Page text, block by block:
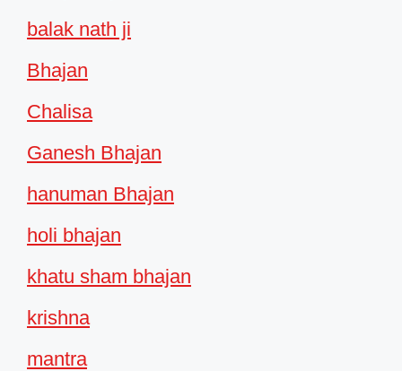
balak nath ji
Bhajan
Chalisa
Ganesh Bhajan
hanuman Bhajan
holi bhajan
khatu sham bhajan
krishna
mantra